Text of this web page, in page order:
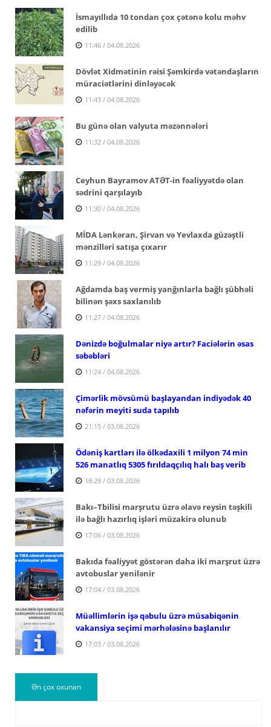
İsmayıllıda 10 tondan çox çətənə kolu məhv
edilib
11:46 / 04.08.2026
Dövlət Xidmətinin rəisi Şəmkirdə vətəndaşların
müraciətlərini dinləyəcək
11:43 / 04.08.2026
Bu günə olan valyuta məzənnələri
11:32 / 04.08.2026
Ceyhun Bayramov ATƏT-in fəaliyyətdə olan
sədrini qarşılayıb
11:30 / 04.08.2026
MİDA Lənkəran, Şirvan və Yevlaxda güzəştli
mənzilləri satışa çıxarır
11:29 / 04.08.2026
Ağdamda baş vermiş yanğınlarla bağlı şübhəli
bilinən şəxs saxlanılıb
11:27 / 04.08.2026
Dənizdə boğulmalar niyə artır? Faciələrin əsas
səbəbləri
11:24 / 04.08.2026
Çimərlik mövsümü başlayandan indiyədək 40
nəfərin meyiti suda tapılıb
21:15 / 03.08.2026
Ödəniş kartları ilə ölkədaxili 1 milyon 74 min
526 manatlıq 5305 fırıldaqçılıq halı baş verib
18:29 / 03.08.2026
Bakı–Tbilisi marşrutu üzrə əlavə reysin təşkili
ilə bağlı hazırlıq işləri müzakirə olunub
17:06 / 03.08.2026
Bakıda fəaliyyət göstərən daha iki marşrut üzrə
avtobuslar yenilənir
17:04 / 03.08.2026
Müəllimlərin işə qəbulu üzrə müsabiqənin
vakansiya seçimi mərhələsinə başlanılır
17:03 / 03.08.2026
Ən çox oxunan